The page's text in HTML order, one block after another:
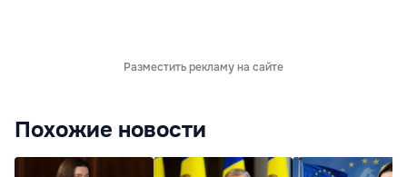
Разместить рекламу на сайте
Похожие новости